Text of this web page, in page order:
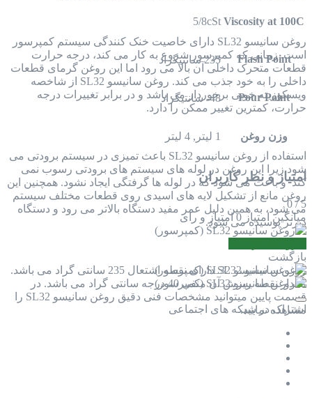
روغن سانیسو SL32 دارای خاصیت خنک کنندگی سیستم کمپرسور
است. زمانی که کمپرسور شروع به کار می کند، درجه حرارت
قطعات متحرک داخلی آن بالا می رود اما این روغن گرمای قطعات
داخلی را به خود جذب می کند. روغن سانیسو SL32 از شاخصه
ویسکوزیته خوبی برخوردار می باشد و در برابر تغییرات درجه
حرارت، کمترین تغییر ممکن را دارد.
استفاده از روغن سانیسو SL32 باعث تمیزی در سیستم برودتی می
شود زیرا این روغن در لوله های سیستم های برودتی رسوب نمی
کند و باعث می شود که در لوله ها گرفتگی ایجاد نشود. همچنین این
روغن مانع از تشکیل لایه های اسیدی روی قطعات مختلف سیستم
می شود، به همین دلیل عمر مفید دستگاه بالاتر می رود و دستگاه
دیرتر پوسیده می شود.
روغن سانیسو SL32 دارای نقطه اشتعال 235 سانتی گراد می باشد.
مقدار نقطه ریزش آن منفی 40 درجه سانتی گراد می باشد. در
قسمت پایین میتوانید مشخصات فنی دقیق روغن سانیسو SL32 را
مشاهده نمایید.
Viscosity at 100C
5/8cSt
Flash Point 235 سانتیگراد
Pour Point 48- سانتیگراد
وزن روغن 1 لیتر, 4 لیتر
امتیاز و نظر کاربران
5
/
0
میانگین امتیاز 0 امتیاز و رای
بازگشت
اشتراک در شبکه های اجتماعی